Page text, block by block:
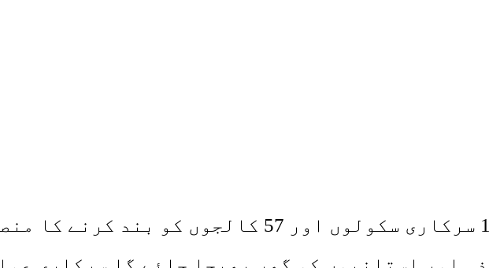
صوبائی حکومت خیبرپختونخوا نے 1500 سرکاری سکولوں اور 57